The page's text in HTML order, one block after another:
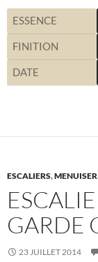
ESSENCE
FINITION
DATE
ESCALIERS,
GARDE
23 JUILLET 2014